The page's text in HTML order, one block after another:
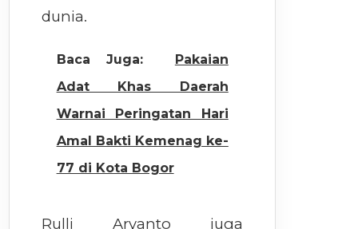
dunia.
Baca Juga:
Pakaian
Adat Khas Daerah
Warnai Peringatan Hari
Amal Bakti Kemenag ke-
77 di Kota Bogor
Rulli Aryanto juga